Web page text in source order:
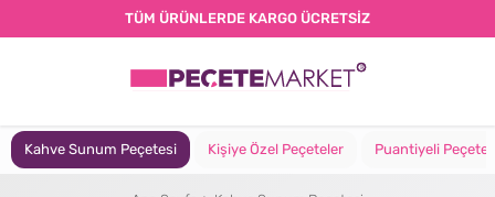
TÜM ÜRÜNLERDE KARGO ÜCRETSİZ
Kahve Sunum Peçetesi Kişiye Özel Peçeteler Puantiyeli Peçete